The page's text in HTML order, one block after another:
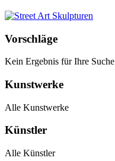
Vorschläge
Kein Ergebnis für Ihre Suche
Kunstwerke
Alle Kunstwerke
Künstler
Alle Künstler